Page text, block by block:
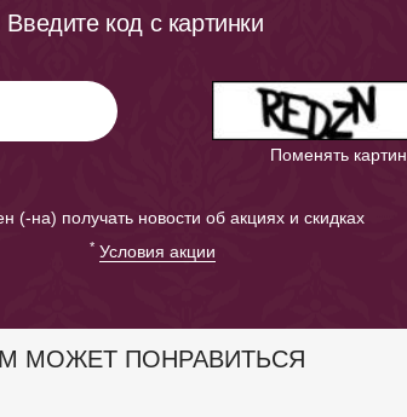
Введите код с картинки
Поменять
(-на) получать новости об акциях и скидках
* Условия акции
МОЖЕТ ПОНРАВИТЬСЯ